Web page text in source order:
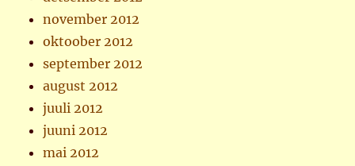
november 2012
oktoober 2012
september 2012
august 2012
juuli 2012
juuni 2012
mai 2012